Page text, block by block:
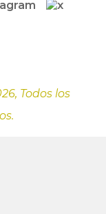
Todos los